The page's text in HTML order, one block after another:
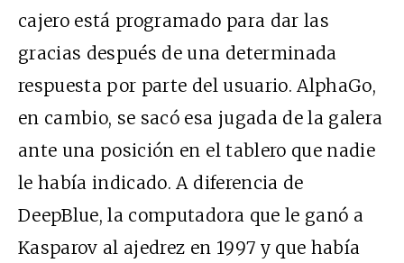
cajero está programado para dar las
gracias después de una determinada
respuesta por parte del usuario. AlphaGo,
en cambio, se sacó esa jugada de la galera
ante una posición en el tablero que nadie
le había indicado. A diferencia de
DeepBlue, la computadora que le ganó a
Kasparov al ajedrez en 1997 y que había